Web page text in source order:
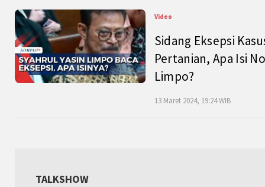
Video
Sidang Eksepsi
Pertanian, Apa Isi
Limpo?
13 Maret 2024, 19:24 WIB
TALKSHOW